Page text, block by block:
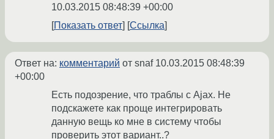
10.03.2015 08:48:39 +00:00
Показать ответ
Ссылка
Ответ на: комментарий от snaf 10.03.2015 08:48:39
+00:00
Есть подозрение, что траблы с Ajax. Не
подскажете как проще интегрировать
данную вещь ко мне в систему чтобы
проверить этот вариант..?